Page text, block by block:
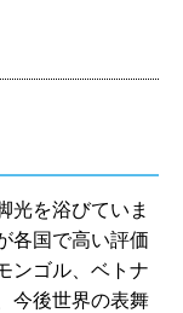
光を浴びていま
各国で高い評価
ンゴル、ベトナ
今後世界の表舞